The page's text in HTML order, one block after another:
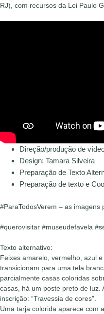
RJ), com recursos da Lei Paulo
Direção/produção de
Design: Tamara Silveira
Preparação de Texto
Preparação de texto e
#ParaTodosVerem – as
#querovisitar #museudefavela
Texto alternativo:
Feixes amarelo, vermelho, azul
transicionam para uma tela
parcialmente casas coloridas
casas, há um poste preto de luz.
inscrição: “Travessia de cores”.
Uma tarja colorida aparece com